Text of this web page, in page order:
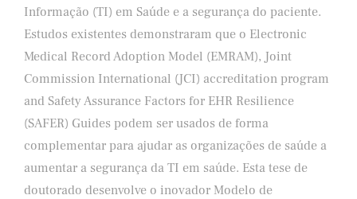
Informação (TI) em Saúde e a segurança do paciente.
Estudos existentes demonstraram que o Electronic
Medical Record Adoption Model (EMRAM), Joint
Commission International (JCI) accreditation program
and Safety Assurance Factors for EHR Resilience
(SAFER) Guides podem ser usados de forma
complementar para ajudar as organizações de saúde a
aumentar a segurança da TI em saúde. Esta tese de
doutorado desenvolve o inovador Modelo de